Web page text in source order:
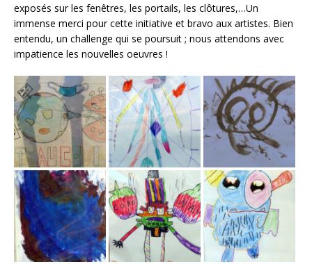
exposés sur les fenêtres, les portails, les clôtures,…Un
immense merci pour cette initiative et bravo aux artistes. Bien
entendu, un challenge qui se poursuit ; nous attendons avec
impatience les nouvelles oeuvres !